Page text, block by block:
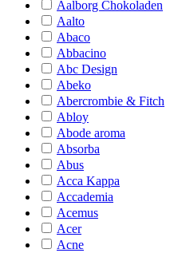
Aalborg Chokoladen
Aalto
Abaco
Abbacino
Abc Design
Abeko
Abercrombie & Fitch
Abloy
Abode aroma
Absorba
Abus
Acca Kappa
Accademia
Acemus
Acer
Acne